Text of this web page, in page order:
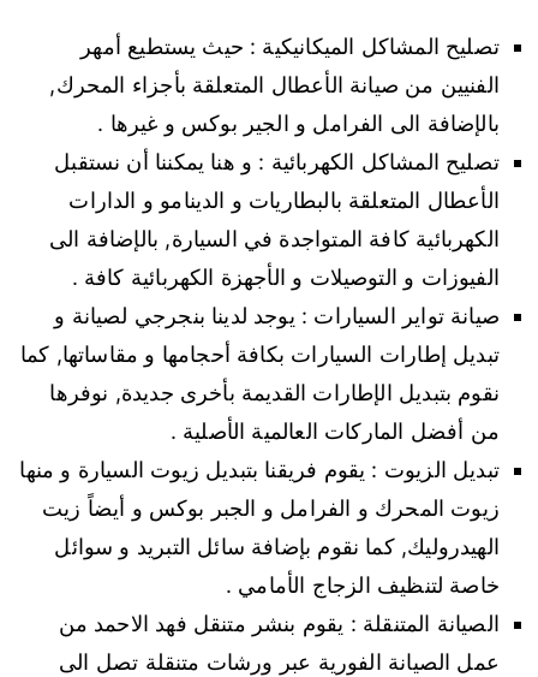
تصليح المشاكل الميكانيكية : حيث يستطيع أمهر
الفنيين من صيانة الأعطال المتعلقة بأجزاء المحرك,
بالإضافة الى الفرامل و الجير بوكس و غيرها .
تصليح المشاكل الكهربائية : و هنا يمكننا أن نستقبل
الأعطال المتعلقة بالبطاريات و الدينامو و الدارات
الكهربائية كافة المتواجدة في السيارة, بالإضافة الى
الفيوزات و التوصيلات و الأجهزة الكهربائية كافة .
صيانة تواير السيارات : يوجد لدينا بنجرجي لصيانة و
تبديل إطارات السيارات بكافة أحجامها و مقاساتها, كما
نقوم بتبديل الإطارات القديمة بأخرى جديدة, نوفرها
من أفضل الماركات العالمية الأصلية .
تبديل الزيوت : يقوم فريقنا بتبديل زيوت السيارة و منها
زيوت المحرك و الفرامل و الجبر بوكس و أيضاً زيت
الهيدروليك, كما نقوم بإضافة سائل التبريد و سوائل
خاصة لتنظيف الزجاج الأمامي .
الصيانة المتنقلة : يقوم بنشر متنقل فهد الاحمد من
عمل الصيانة الفورية عبر ورشات متنقلة تصل الى